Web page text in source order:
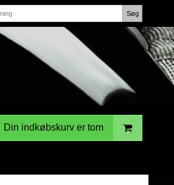
Søg
Din indkøbskurv er tom